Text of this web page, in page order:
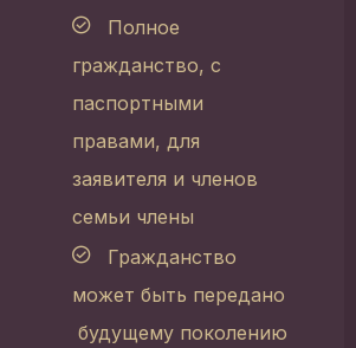
Полное
гражданство, с
паспортными
правами, для
заявителя и членов
семьи члены
Гражданство
может быть передано
будущему поколению